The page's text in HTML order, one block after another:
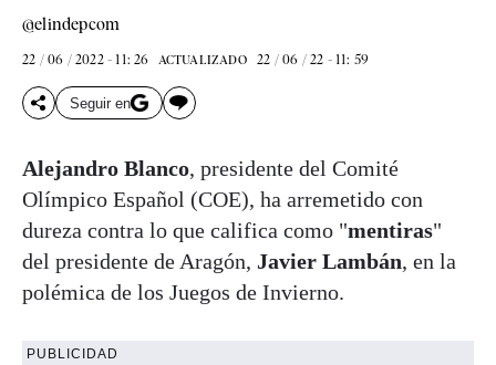
@elindepcom
22 / 06 / 2022 - 11: 26 ACTUALIZADO 22 / 06 / 22 - 11: 59
Seguir en
Alejandro Blanco, presidente del Comité
Olímpico Español (COE), ha arremetido con
dureza contra lo que califica como "mentiras"
del presidente de Aragón, Javier Lambán, en la
polémica de los Juegos de Invierno.
PUBLICIDAD